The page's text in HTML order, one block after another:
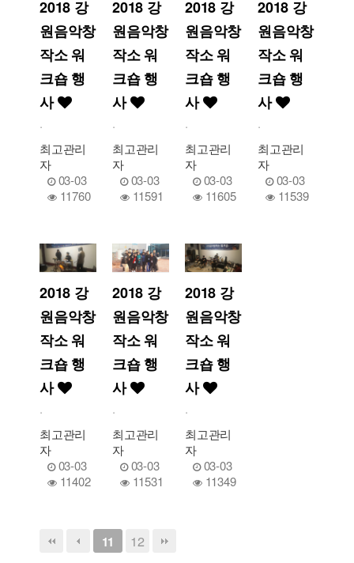
2018 강
원음악창
작소 워
크숍 행
사
.
최고관리
자
03-03
11760
2018 강
원음악창
작소 워
크숍 행
사
.
최고관리
자
03-03
11591
2018 강
원음악창
작소 워
크숍 행
사
.
최고관리
자
03-03
11605
2018 강
원음악창
작소 워
크숍 행
사
.
최고관리
자
03-03
11539
2018 강
원음악창
작소 워
크숍 행
사
.
최고관리
자
03-03
11402
2018 강
원음악창
작소 워
크숍 행
사
.
최고관리
자
03-03
11531
2018 강
원음악창
작소 워
크숍 행
사
.
최고관리
자
03-03
11349
11 12